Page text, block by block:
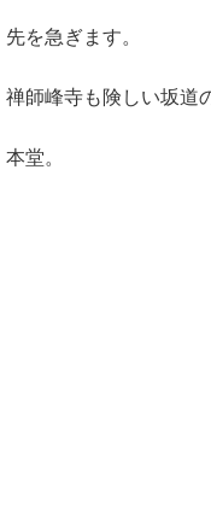
先を急ぎます。
禅師峰寺も険しい坂道
本堂。